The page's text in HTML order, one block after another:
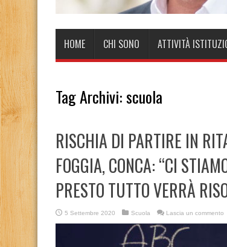
HOME CHI SONO ATTIVITÀ
Tag Archivi:scuola
RISCHIA DI PARTIRE IN
FOGGIA, CONCA: “CI
PRESTO TUTTO VERRÀ
5 Settembre 2020 Scuola Lascia un commento